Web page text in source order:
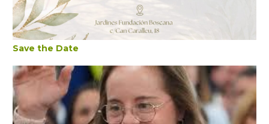
Save the Date